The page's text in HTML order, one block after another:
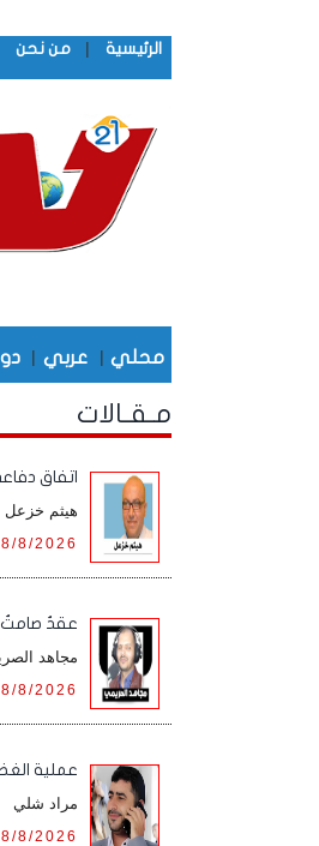
الرئيسية | من نحن
محلي | عربي |
مـقـالات
اتفاق
هيثم خزعل
8/8/2026
عقدٌ صامتٌ
مجاهد
8/8/2026
‏عملية
مراد شلي
8/8/2026